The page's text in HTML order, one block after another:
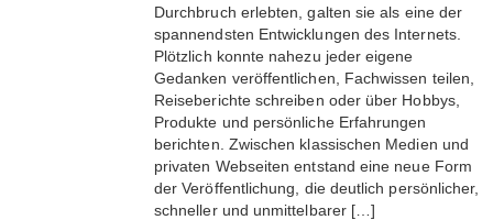
Durchbruch erlebten, galten sie als eine der
spannendsten Entwicklungen des Internets.
Plötzlich konnte nahezu jeder eigene
Gedanken veröffentlichen, Fachwissen teilen,
Reiseberichte schreiben oder über Hobbys,
Produkte und persönliche Erfahrungen
berichten. Zwischen klassischen Medien und
privaten Webseiten entstand eine neue Form
der Veröffentlichung, die deutlich persönlicher,
schneller und unmittelbarer […]